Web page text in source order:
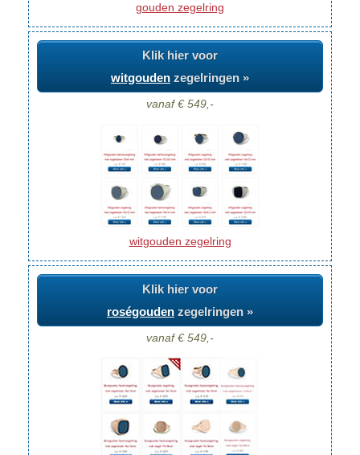
gouden zegelring
Klik hier voor
witgouden zegelringen »
vanaf € 549,-
witgouden zegelring
Klik hier voor
roségouden zegelringen »
vanaf € 549,-